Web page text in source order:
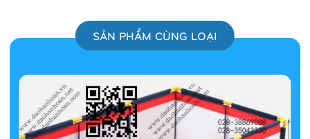
SẢN PHẨM CÙNG LOẠI